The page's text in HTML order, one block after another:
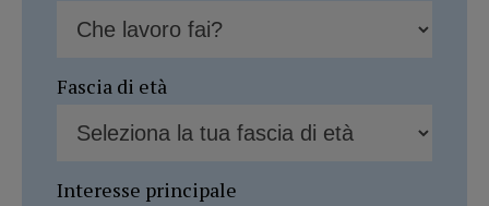
Fascia di età
Interesse principale